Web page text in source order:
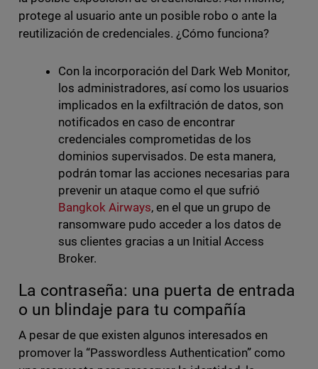
protege al usuario ante un posible robo o ante la
reutilización de credenciales. ¿Cómo funciona?
Con la incorporación del Dark Web Monitor,
los administradores, así como los usuarios
implicados en la exfiltración de datos, son
notificados en caso de encontrar
credenciales comprometidas de los
dominios supervisados. De esta manera,
podrán tomar las acciones necesarias para
prevenir un ataque como el que sufrió
Bangkok Airways, en el que un grupo de
ransomware pudo acceder a los datos de
sus clientes gracias a un Initial Access
Broker.
La contraseña: una puerta de entrada
o un blindaje para tu compañía
A pesar de que existen algunos interesados en
promover la “Passwordless Authentication” como